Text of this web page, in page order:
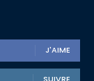
J'AIME
SUIVRE